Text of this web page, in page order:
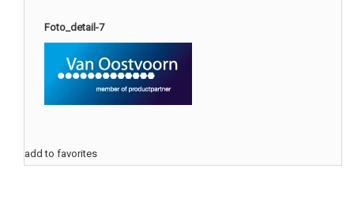
Foto_detail-7
add to favorites